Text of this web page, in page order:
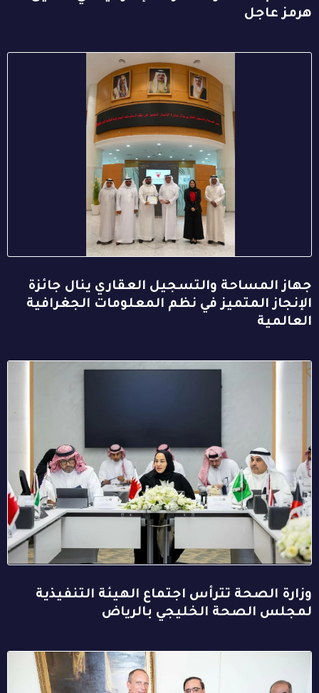
هرمز عاجل
جهاز المساحة والتسجيل العقاري ينال جائزة
الإنجاز المتميز في نظم المعلومات الجغرافية
العالمية
وزارة الصحة تترأس اجتماع الهيئة التنفيذية
لمجلس الصحة الخليجي بالرياض